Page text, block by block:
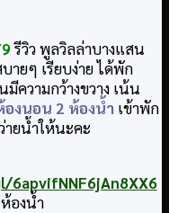
รีวิว พูลวิลล่าบางแสน
ยๆ เรียบง่าย ได้พัก
วามกว้างขวาง เน้น
องนอน 2 ห้องน้ำ เข้าพัก
ายน้ำให้นะคะ
6apvifNNF6jAn8XX6
องน้ำ